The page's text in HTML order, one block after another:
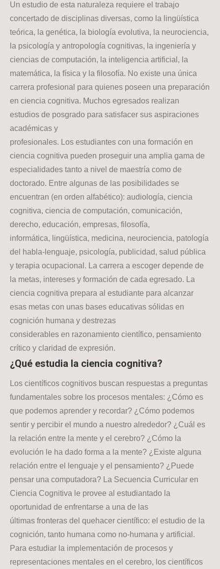
Un estudio de esta naturaleza requiere el trabajo
concertado de disciplinas diversas, como la lingüística
teórica, la genética, la biología evolutiva, la neurociencia,
la psicología y antropología cognitivas, la ingeniería y
ciencias de computación, la inteligencia artificial, la
matemática, la física y la filosofía. No existe una única
carrera profesional para quienes poseen una preparación
en ciencia cognitiva. Muchos egresados realizan
estudios de posgrado para satisfacer sus aspiraciones
académicas y
profesionales. Los estudiantes con una formación en
ciencia cognitiva pueden proseguir una amplia gama de
especialidades tanto a nivel de maestría como de
doctorado. Entre algunas de las posibilidades se
encuentran (en orden alfabético): audiología, ciencia
cognitiva, ciencia de computación, comunicación,
derecho, educación, empresas, filosofía,
informática, lingüística, medicina, neurociencia, patología
del habla-lenguaje, psicología, publicidad, salud pública
y terapia ocupacional. La carrera a escoger depende de
la metas, intereses y formación de cada egresado. La
ciencia cognitiva prepara al estudiante para alcanzar
esas metas con unas bases educativas sólidas en
cognición humana y destrezas
considerables en razonamiento científico, pensamiento
crítico y claridad de expresión.
¿Qué estudia la ciencia cognitiva?
Los científicos cognitivos buscan respuestas a preguntas
fundamentales sobre los procesos mentales: ¿Cómo es
que podemos aprender y recordar? ¿Cómo podemos
sentir y percibir el mundo a nuestro alrededor? ¿Cuál es
la relación entre la mente y el cerebro? ¿Cómo la
evolución le ha dado forma a la mente? ¿Existe alguna
relación entre el lenguaje y el pensamiento? ¿Puede
pensar una computadora? La Secuencia Curricular en
Ciencia Cognitiva le provee al estudiantado la
oportunidad de enfrentarse a una de las
últimas fronteras del quehacer científico: el estudio de la
cognición, tanto humana como no-humana y artificial.
Para estudiar la implementación de procesos y
representaciones mentales en el cerebro, los científicos